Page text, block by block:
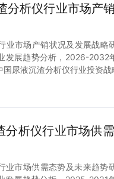
析仪行业市场产
业市场产销状况及发展战略
发展趋势分析，2026-2032
尿液沉渣分析仪行业投资战
析仪行业市场供
业市场供需态势及未来趋势